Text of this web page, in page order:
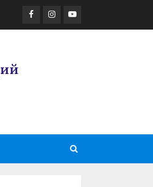
Facebook
Instagram
Youtube